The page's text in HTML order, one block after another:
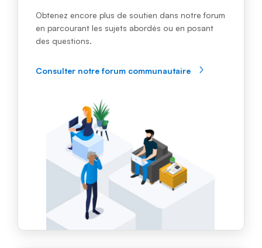
Obtenez encore plus de soutien dans notre forum
en parcourant les sujets abordés ou en posant
des questions.
Consulter notre forum communautaire